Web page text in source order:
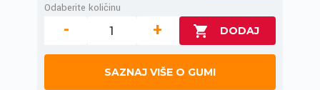
Odaberite količinu
- +
SAZNAJ VIŠE O GUMI